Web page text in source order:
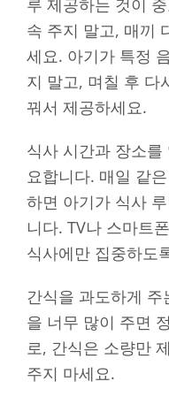
속 주지 말고, 매끼
세요. 아기가 특정
지 말고, 며칠 후 다
꿔서 제공하세요.
식사 시간과 장소
요합니다. 매일 같
하면 아기가 식사
니다. TV나 스마트
식사에만 집중하도
간식을 과도하게
을 너무 많이 주면
로, 간식은 소량만
주지 마세요.